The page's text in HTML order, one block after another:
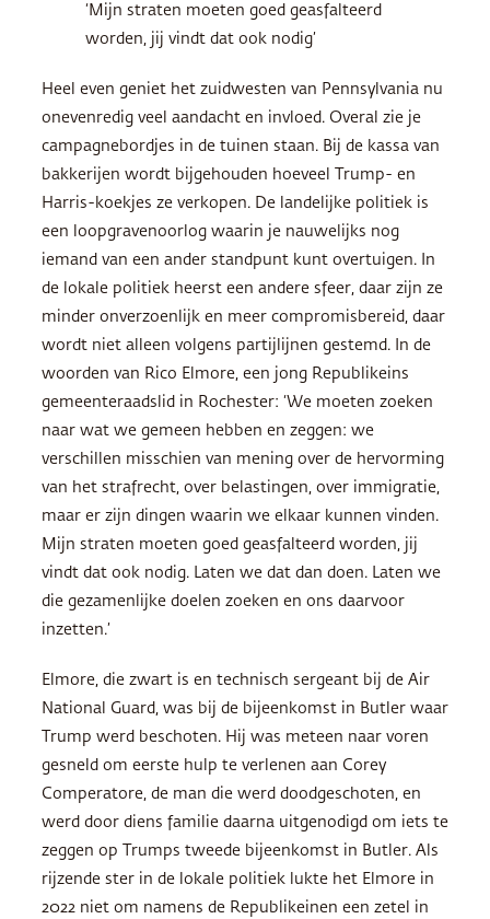
‘Mijn straten moeten goed geasfalteerd
worden, jij vindt dat ook nodig’
Heel even geniet het zuidwesten van Pennsylvania nu
onevenredig veel aandacht en invloed. Overal zie je
campagnebordjes in de tuinen staan. Bij de kassa van
bakkerijen wordt bijgehouden hoeveel Trump- en
Harris-koekjes ze verkopen. De landelijke politiek is
een loopgravenoorlog waarin je nauwelijks nog
iemand van een ander standpunt kunt overtuigen. In
de lokale politiek heerst een andere sfeer, daar zijn ze
minder onverzoenlijk en meer compromisbereid, daar
wordt niet alleen volgens partijlijnen gestemd. In de
woorden van Rico Elmore, een jong Republikeins
gemeenteraadslid in Rochester: ‘We moeten zoeken
naar wat we gemeen hebben en zeggen: we
verschillen misschien van mening over de hervorming
van het strafrecht, over belastingen, over immigratie,
maar er zijn dingen waarin we elkaar kunnen vinden.
Mijn straten moeten goed geasfalteerd worden, jij
vindt dat ook nodig. Laten we dat dan doen. Laten we
die gezamenlijke doelen zoeken en ons daarvoor
inzetten.’
Elmore, die zwart is en technisch sergeant bij de Air
National Guard, was bij de bijeenkomst in Butler waar
Trump werd beschoten. Hij was meteen naar voren
gesneld om eerste hulp te verlenen aan Corey
Comperatore, de man die werd doodgeschoten, en
werd door diens familie daarna uitgenodigd om iets te
zeggen op Trumps tweede bijeenkomst in Butler. Als
rijzende ster in de lokale politiek lukte het Elmore in
2022 niet om namens de Republikeinen een zetel in